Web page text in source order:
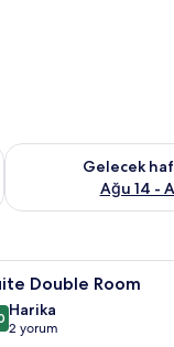
7 - Ağu 9
Gelecek
Ağu 14 -
Önümüzdeki hafta
İnternet, çarşaf takımı
5 Double Room
/ 10
Harika
2 yorum
(2